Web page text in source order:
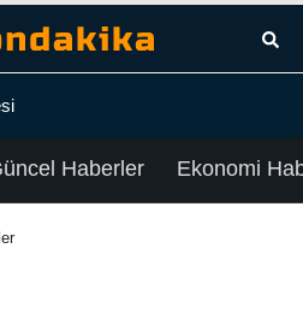
Haberler Ekonomi